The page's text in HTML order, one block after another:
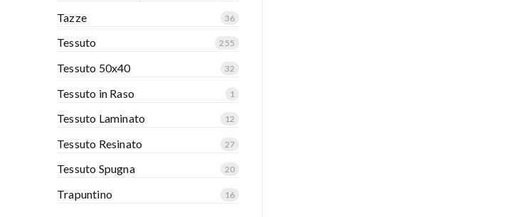
Tazze 36
Tessuto 255
Tessuto 50x40 32
Tessuto in Raso 1
Tessuto Laminato 12
Tessuto Resinato 27
Tessuto Spugna 20
Trapuntino 16